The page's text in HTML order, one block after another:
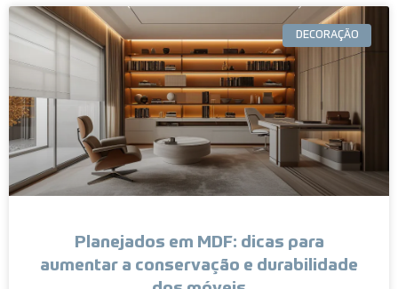
DECORAÇÃO
Planejados em MDF: dicas para
aumentar a conservação e durabilidade